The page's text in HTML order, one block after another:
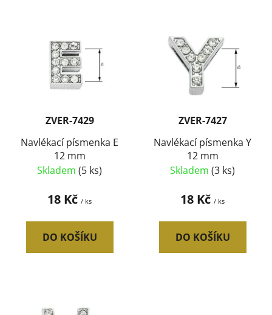
ZVER-7429
Navlékací písmenka E
12 mm
Skladem (5 ks)
18 Kč / ks
DO KOŠÍKU
ZVER-7427
Navlékací písmenka Y
12 mm
Skladem (3 ks)
18 Kč / ks
DO KOŠÍKU